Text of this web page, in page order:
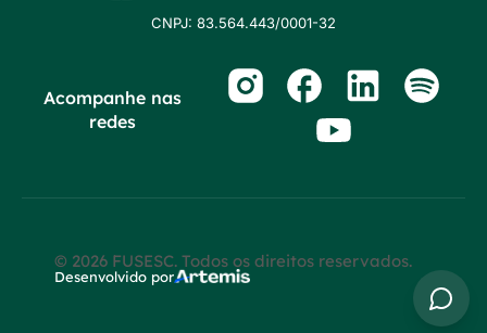
CNPJ: 83.564.443/0001-32
Acompanhe nas
redes
© 2026 FUSESC. Todos os direitos reservados.
Desenvolvido por